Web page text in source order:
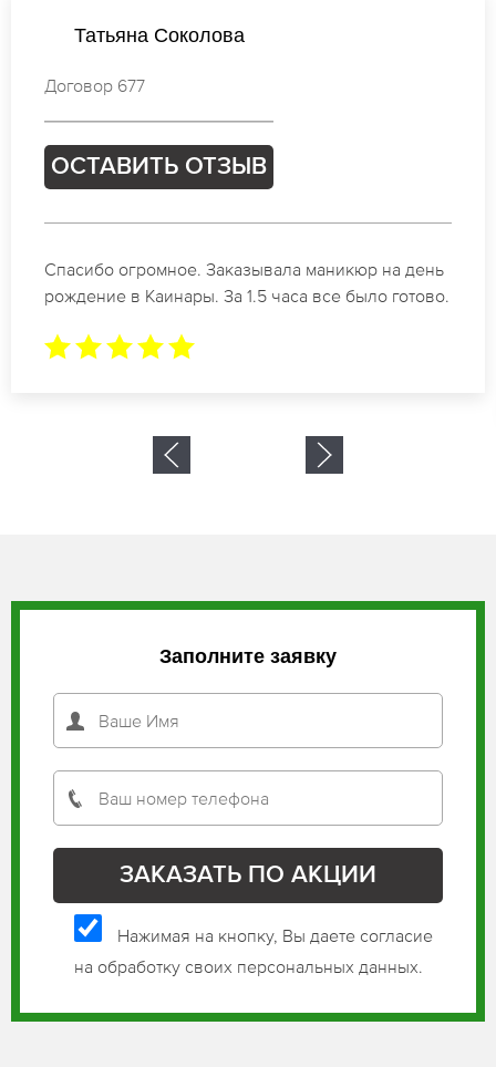
Екатерина Иванова
Договор 003
ОСТАВИТЬ ОТЗЫВ
Идеальные специалисты своего дела по
маникюру в Каинары. Замечательный результат.
Заполните заявку
Нажимая на кнопку, Вы даете согласие
на обработку своих персональных данных.